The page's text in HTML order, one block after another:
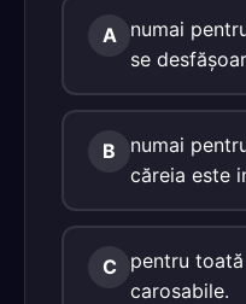
A
numai
se
B
numai
căreia este
C
pentru
carosabile.